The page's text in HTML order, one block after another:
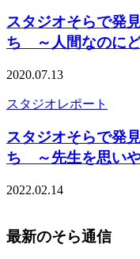
スタジオそらで発
ち ～人間なのに
2020.07.13
スタジオレポート
スタジオそらで発
ち ～先生を思い
2022.02.14
最新のそら通信